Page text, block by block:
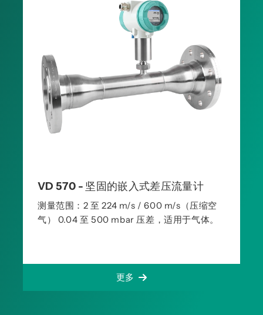
VD 570 - 坚固的嵌入式差压流量计
测量范围：2 至 224 m/s / 600 m/s（压缩空
气） 0.04 至 500 mbar 压差，适用于气体。
更多